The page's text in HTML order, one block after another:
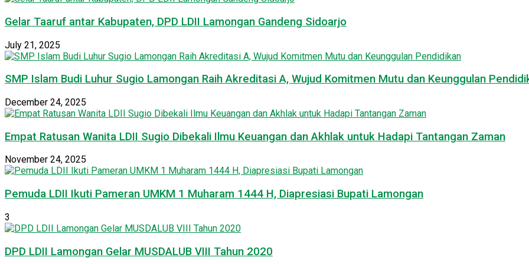
Gelar Taaruf antar Kabupaten, DPD LDII Lamongan Gandeng Sidoarjo
July 21, 2025
SMP Islam Budi Luhur Sugio Lamongan Raih Akreditasi A, Wujud Komitmen Mutu dan Keunggulan
December 24, 2025
Empat Ratusan Wanita LDII Sugio Dibekali Ilmu Keuangan dan Akhlak untuk Hadapi Tantangan Zaman
November 24, 2025
Pemuda LDII Ikuti Pameran UMKM 1 Muharam 1444 H, Diapresiasi Bupati Lamongan
3
DPD LDII Lamongan Gelar MUSDALUB VIII Tahun 2020